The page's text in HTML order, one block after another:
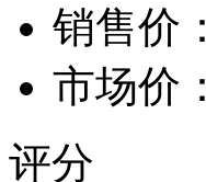
销售价：
市场价：
评分